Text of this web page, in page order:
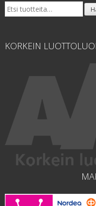
Etsi:
KORKEIN